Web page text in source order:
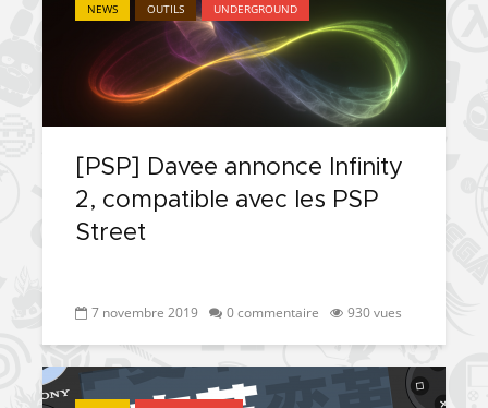
NEWS OUTILS UNDERGROUND
[PSP] Davee annonce Infinity
2, compatible avec les PSP
Street
7 novembre 2019 0 commentaire 930 vues